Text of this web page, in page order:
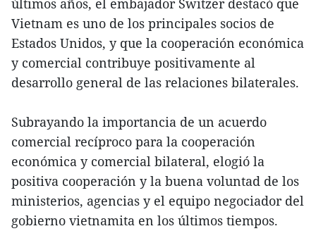
Vietnam es uno de los principales socios de
Estados Unidos, y que la cooperación económica
y comercial contribuye positivamente al
desarrollo general de las relaciones bilaterales.
Subrayando la importancia de un acuerdo
comercial recíproco para la cooperación
económica y comercial bilateral, elogió la
positiva cooperación y la buena voluntad de los
ministerios, agencias y el equipo negociador del
gobierno vietnamita en los últimos tiempos.